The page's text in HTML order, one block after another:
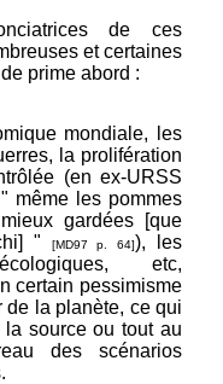
de ces
et certaines
prime abord :
mondiale, les
la prolifération
(en ex-URSS
même les pommes
gardées [que
"
[MD97 p. 64]), les
etc,
certain pessimisme
de la planète, ce qui
la source ou tout au
des scénarios